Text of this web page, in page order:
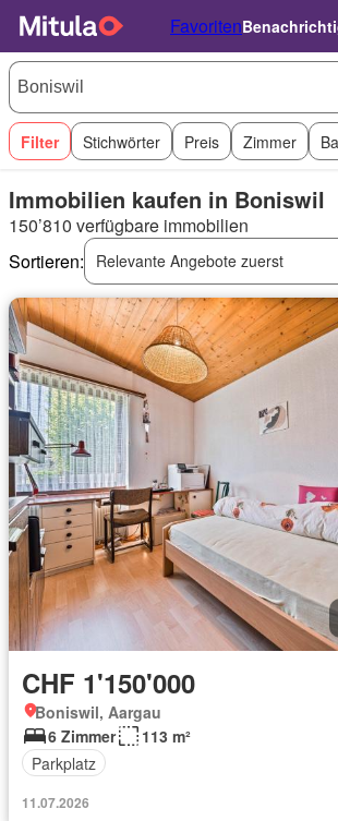
Favoriten
Filter Stichwörter Preis Zimmer
Immobilien kaufen in Boniswil
150’810 verfügbare immobilien
Sortieren:
Relevante Angebote zuerst
CHF 1'150'000
Boniswil, Aargau
6 Zimmer
113 m²
Parkplatz
11.07.2026